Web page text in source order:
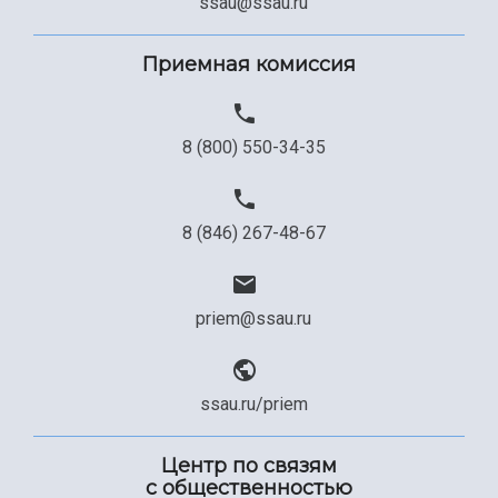
Приемная комиссия
8 (800) 550-34-35
8 (846) 267-48-67
priem@ssau.ru
ssau.ru/priem
Центр по связям
с общественностью